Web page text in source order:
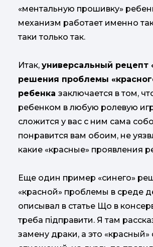
«ментальную прошивку»
механизм работает именно
таки только так.
Итак, универсальный рецепт
решения проблемы
ребенка заключается в том,
ребенком в любую ролевую
сложится у вас с ним сама
понравится вам обоим, не
какие «красные» проявления
Еще один пример «синего»
«красной» проблемы в среде
описывал в статье Що в
треба підправити. Я там
замену драки, а это